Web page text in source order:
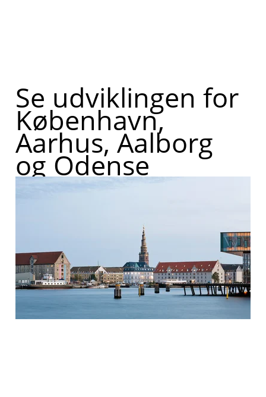
Se udviklingen for
København,
Aarhus, Aalborg
og Odense